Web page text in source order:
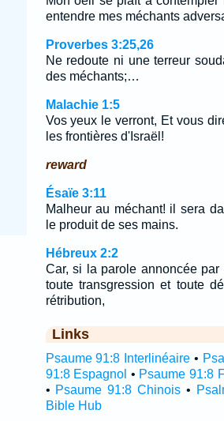
entendre mes méchants
Proverbes 3:25,26
Ne redoute ni une terreur
des méchants;…
Malachie 1:5
Vos yeux le verront, Et vous
les frontières d'Israël!
reward
Ésaïe 3:11
Malheur au méchant! il sera
le produit de ses mains.
Hébreux 2:2
Car, si la parole annoncée
toute transgression et toute
rétribution,
Links
Psaume 91:8 Interlinéaire •
91:8 Espagnol • Psaume 91:8
• Psaume 91:8 Chinois •
Bible Hub